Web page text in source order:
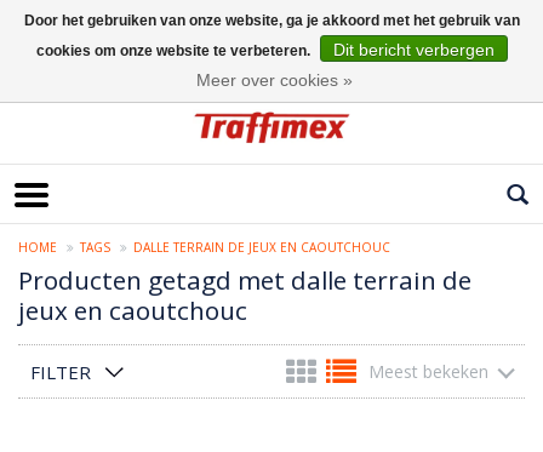
HOME TAGS DALLE TERRAIN DE JEUX EN CAOUTCHOUC
Producten getagd met dalle terrain de
jeux en caoutchouc
FILTER Meest bekeken
Door het gebruiken van onze website, ga je akkoord met het gebruik van
cookies om onze website te verbeteren.
Dit bericht verbergen
Meer over cookies »